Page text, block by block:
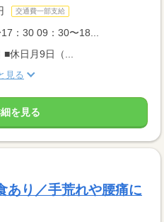
交通費一部支給
：30 09：30〜18...
休日月9日（...
見る
を見る
あり／手荒れや腰痛に